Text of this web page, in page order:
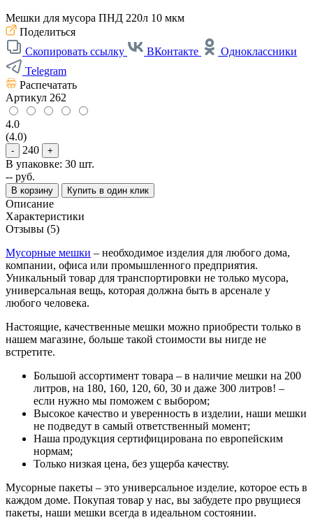
Мешки для мусора ПНД 220л 10 мкм
Поделиться
Скопировать ссылку
ВКонтакте
Одноклассники
Telegram
Распечатать
Артикул 262
4.0
(4.0)
- 240 +
В упаковке: 30 шт.
-- руб.
В корзину Купить в один клик
Описание
Характеристики
Отзывы (5)
Мусорные мешки – необходимое изделия для любого дома,
компании, офиса или промышленного предприятия.
Уникальный товар для транспортировки не только мусора,
универсальная вещь, которая должна быть в арсенале у
любого человека.
Настоящие, качественные мешки можно приобрести только в
нашем магазине, больше такой стоимости вы нигде не
встретите.
Большой ассортимент товара – в наличие мешки на 200
литров, на 180, 160, 120, 60, 30 и даже 300 литров! –
если нужно мы поможем с выбором;
Высокое качество и уверенность в изделии, наши мешки
не подведут в самый ответственный момент;
Наша продукция сертифицирована по европейским
нормам;
Только низкая цена, без ущерба качеству.
Мусорные пакеты – это универсальное изделие, которое есть в
каждом доме. Покупая товар у нас, вы забудете про рвущиеся
пакеты, наши мешки всегда в идеальном состоянии.